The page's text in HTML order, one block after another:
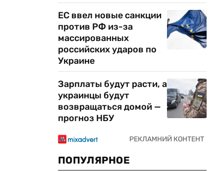
ЕС ввел новые санкции
против РФ из-за
массированных
российских ударов по
Украине
Зарплаты будут расти, а
украинцы будут
возвращаться домой —
прогноз НБУ
ПОПУЛЯРНОЕ